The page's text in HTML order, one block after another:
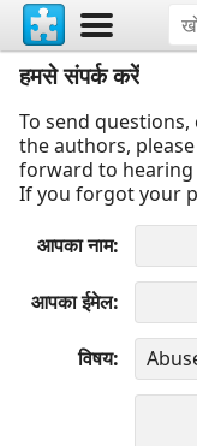
हमसे संपर्क करें
To send
the authors,
forward to
If you forgot your
आपका नाम
आपका ईमेल
विषय